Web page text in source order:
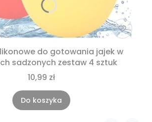
do gotowania jajek w
sadzonych zestaw 4 sztuk
10,99 zł
Do koszyka